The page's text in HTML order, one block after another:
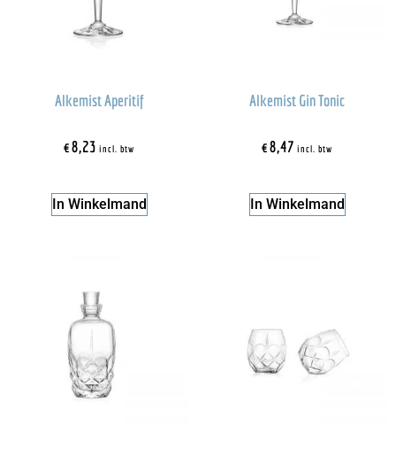
Alkemist Aperitif
€8,23 incl. btw
In Winkelmand
Alkemist Gin Tonic
€8,47 incl. btw
In Winkelmand